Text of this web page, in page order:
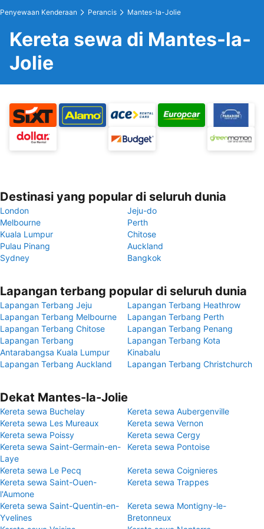
Penyewaan Kenderaan Perancis Mantes-la-Jolie
Kereta sewa di Mantes-la-
Jolie
Destinasi yang popular di seluruh dunia
London
Jeju-do
Melbourne
Perth
Kuala Lumpur
Chitose
Pulau Pinang
Auckland
Sydney
Bangkok
Lapangan terbang popular di seluruh dunia
Lapangan Terbang Jeju
Lapangan Terbang Heathrow
Lapangan Terbang Melbourne
Lapangan Terbang Perth
Lapangan Terbang Chitose
Lapangan Terbang Penang
Lapangan Terbang
Antarabangsa Kuala Lumpur
Lapangan Terbang Kota
Kinabalu
Lapangan Terbang Auckland
Lapangan Terbang Christchurch
Dekat Mantes-la-Jolie
Kereta sewa Buchelay
Kereta sewa Aubergenville
Kereta sewa Les Mureaux
Kereta sewa Vernon
Kereta sewa Poissy
Kereta sewa Cergy
Kereta sewa Saint-Germain-en-
Laye
Kereta sewa Pontoise
Kereta sewa Le Pecq
Kereta sewa Coignieres
Kereta sewa Saint-Ouen-
l'Aumone
Kereta sewa Trappes
Kereta sewa Saint-Quentin-en-
Yvelines
Kereta sewa Montigny-le-
Bretonneux